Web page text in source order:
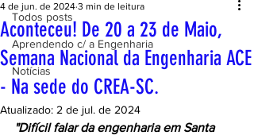
Todos posts
Aprendendo c/ a Engenharia
Notícias
Aconteceu! De 20 a 23 de Maio,
Semana Nacional da Engenharia ACE
- Na sede do CREA-SC.
4 de jun. de 2024 3 min de leitura
Atualizado: 2 de jul. de 2024
"Difícil falar da engenharia em Santa